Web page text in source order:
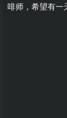
啡师，希望有一